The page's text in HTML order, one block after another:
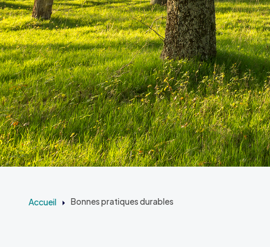
Accueil Bonnes pratiques durables